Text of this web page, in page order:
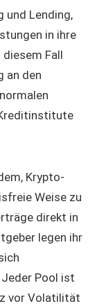
und Lending,
in ihre
Fall
an den
Krypto-
Weise zu
direkt in
legen ihr
Pool ist
vor Volatilität